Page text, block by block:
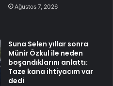
Ağustos 7, 2026
Suna Selen yıllar sonra
Münir Özkul ile neden
boşandıklarını anlattı:
Taze kana ihtiyacım var
dedi